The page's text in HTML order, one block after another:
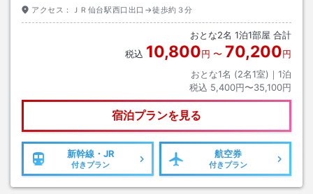
アクセス： ＪＲ仙台駅西口出口→徒歩約３分
おとな2名 1泊1部屋 合計
税込 10,800円 〜 70,200円
おとな1名 (2名1室)｜ 1泊
税込 5,400円〜35,100円
宿泊プランを見る
新幹線・JR
付きプラン
航空券
付きプラン